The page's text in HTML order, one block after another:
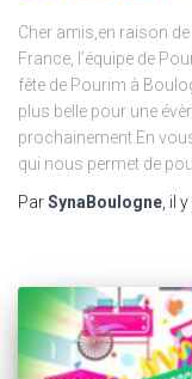
Cher amis,en raison
France, l’équipe de
fête de Pourim à
plus belle pour une
prochainement.En
qui nous permet de
ParSynaBoulogne, il y